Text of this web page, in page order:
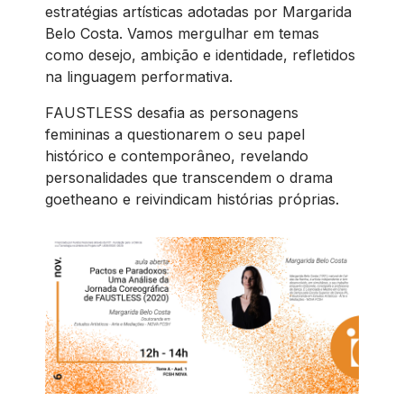
estratégias artísticas adotadas por Margarida
Belo Costa. Vamos mergulhar em temas
como desejo, ambição e identidade, refletidos
na linguagem performativa.
FAUSTLESS desafia as personagens
femininas a questionarem o seu papel
histórico e contemporâneo, revelando
personalidades que transcendem o drama
goetheano e reivindicam histórias próprias.